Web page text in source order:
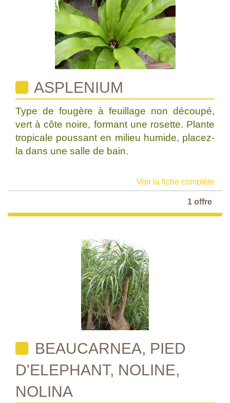
ASPLENIUM
Type de fougère à feuillage non découpé,
vert à côte noire, formant une rosette. Plante
tropicale poussant en milieu humide, placez-
la dans une salle de bain.
Voir la fiche complète
1 offre
BEAUCARNEA, PIED
D'ELEPHANT, NOLINE,
NOLINA